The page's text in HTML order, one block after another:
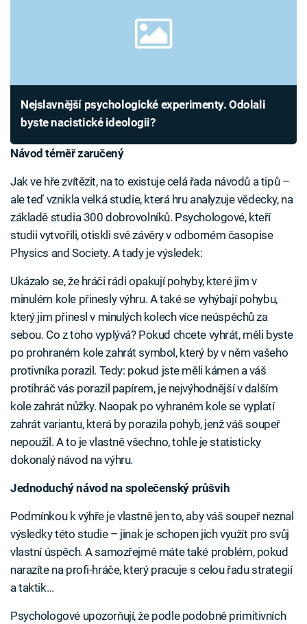
Nejslavnější psychologické experimenty. Odolali
byste nacistické ideologii?
Návod téměř zaručený
Jak ve hře zvítězit, na to existuje celá řada návodů a tipů –
ale teď vznikla velká studie, která hru analyzuje vědecky, na
základě studia 300 dobrovolníků. Psychologové, kteří
studii vytvořili, otiskli své závěry v odborném časopise
Physics and Society. A tady je výsledek:
Ukázalo se, že hráči rádi opakují pohyby, které jim v
minulém kole přinesly výhru. A také se vyhýbají pohybu,
který jim přinesl v minulých kolech více neúspěchů za
sebou. Co z toho vyplývá? Pokud chcete vyhrát, měli byste
po prohraném kole zahrát symbol, který by v něm vašeho
protivníka porazil. Tedy: pokud jste měli kámen a váš
protihráč vás porazil papírem, je nejvýhodnější v dalším
kole zahrát nůžky. Naopak po vyhraném kole se vyplatí
zahrát variantu, která by porazila pohyb, jenž váš soupeř
nepoužil. A to je vlastně všechno, tohle je statisticky
dokonalý návod na výhru.
Jednoduchý návod na společenský průšvih
Podmínkou k výhře je vlastně jen to, aby váš soupeř neznal
výsledky této studie – jinak je schopen jich využít pro svůj
vlastní úspěch. A samozřejmě máte také problém, pokud
narazíte na profi-hráče, který pracuje s celou řadu strategií
a taktik…
Psychologové upozorňují, že podle podobně primitivních